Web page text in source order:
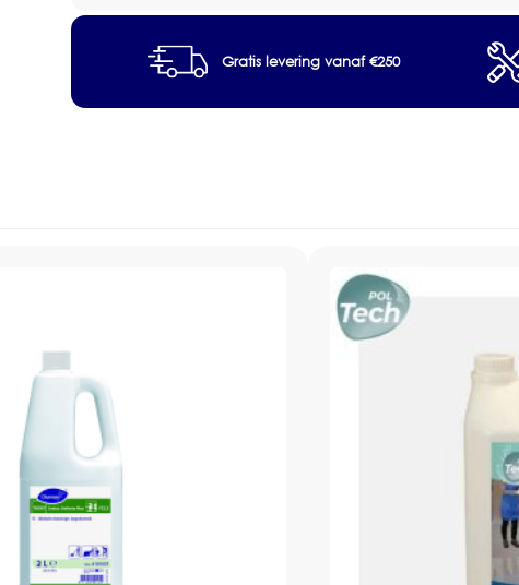
Merk:Diversey
Producttype:
Toepassing:dagelijkse reiniging van vloeren en
Gratis levering vanaf €250